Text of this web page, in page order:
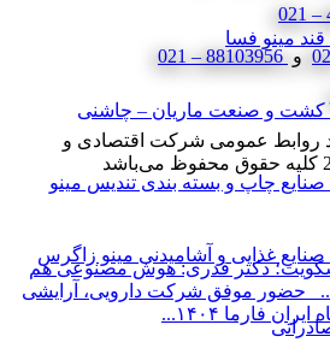
مینو فسا
و صنعت ماریان – چاشنی
چاپ و بسته بندی تندیس مینو
غذایی و آشامیدنی مینو زاگرس
و
روابط عمومی شرکت اقتصادی و
دکتر قدری: هوش مصنوعی هم
حضور موفق شرکت دارویی، آرایشی
فارما ۱۴۰۴...